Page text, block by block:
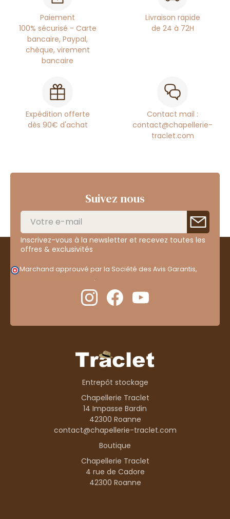
Paiement
100% sécurisé - Carte
bancaire, Paypal,
chèque, virement
bancaire
Livraison rapide
de 24 à 72H
Expédition offerte
dès 90€ d'achat
Contact mail :
contact@chapellerie-
traclet.com
Suivez nous
Inscrivez-vous à la newsletter et recevez toutes les
offres & exclusivités
Marchand approuvé par la Société des Avis Garantis,
.
Entrepôt stockage
Chapellerie Traclet
14 Impasse Bardin
42300 Roanne
contact@chapellerie-traclet.com
Boutique
Chapellerie Traclet
4 rue de Cadore
42300 Roanne